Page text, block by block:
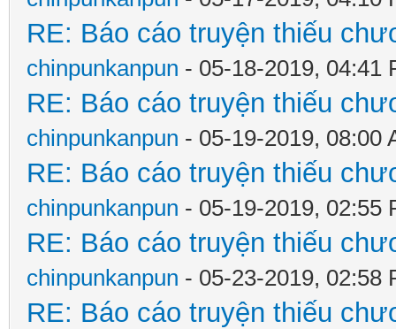
RE: Báo cáo truyện thiếu
chinpunkanpun - 05-18-2019, 04:41
RE: Báo cáo truyện thiếu
chinpunkanpun - 05-19-2019, 08:00
RE: Báo cáo truyện thiếu
chinpunkanpun - 05-19-2019, 02:55
RE: Báo cáo truyện thiếu
chinpunkanpun - 05-23-2019, 02:58
RE: Báo cáo truyện thiếu